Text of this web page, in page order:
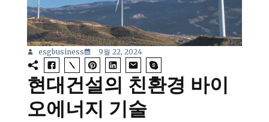
esgbusiness 9월 22, 2024
현대건설의 친환경 바이
오에너지 기술